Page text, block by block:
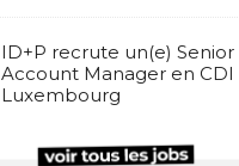
ID+P recrute un(e) Senior
Account Manager en CDI
Luxembourg